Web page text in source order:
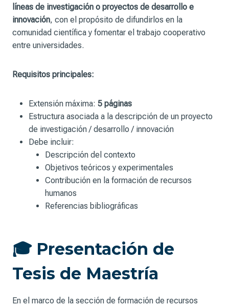
líneas de investigación o proyectos de desarrollo e
innovación, con el propósito de difundirlos en la
comunidad científica y fomentar el trabajo cooperativo
entre universidades.
Requisitos principales:
Extensión máxima: 5 páginas
Estructura asociada a la descripción de un proyecto
de investigación / desarrollo / innovación
Debe incluir:
Descripción del contexto
Objetivos teóricos y experimentales
Contribución en la formación de recursos
humanos
Referencias bibliográficas
🎓 Presentación de
Tesis de Maestría
En el marco de la sección de formación de recursos